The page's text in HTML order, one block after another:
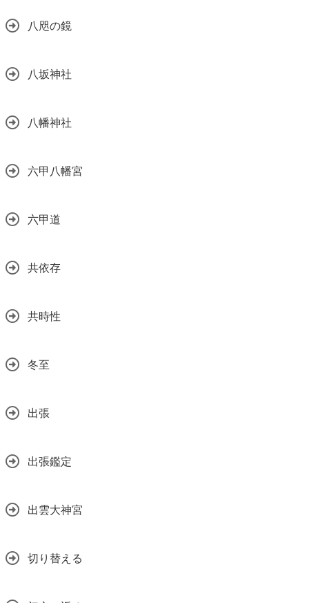
八咫の鏡
八坂神社
八幡神社
六甲八幡宮
六甲道
共依存
共時性
冬至
出張
出張鑑定
出雲大神宮
切り替える